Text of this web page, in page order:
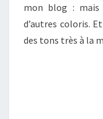
mon blog : mais
d’autres coloris.
des tons très à la